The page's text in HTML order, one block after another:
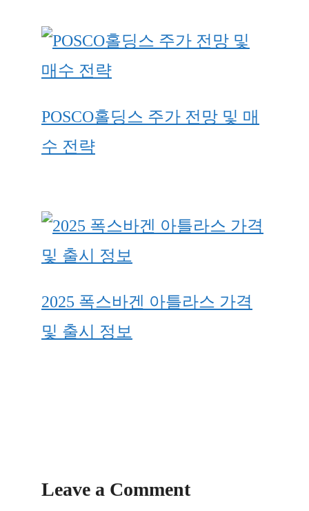
POSCO홀딩스 주가 전망 및 매
수 전략
2025 폭스바겐 아틀라스 가격
및 출시 정보
Leave a Comment